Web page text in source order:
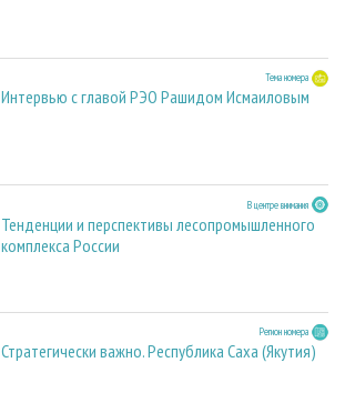
Тема номера
Интервью с главой РЭО Рашидом Исмаиловым
В центре внимания
Тенденции и перспективы лесопромышленного
комплекса России
Регион номера
Стратегически важно. Республика Саха (Якутия)